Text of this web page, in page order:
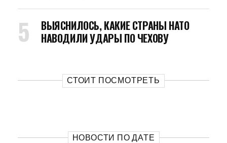
ВЫЯСНИЛОСЬ, КАКИЕ СТРАНЫ НАТО
НАВОДИЛИ УДАРЫ ПО ЧЕХОВУ
СТОИТ ПОСМОТРЕТЬ
НОВОСТИ ПО ДАТЕ